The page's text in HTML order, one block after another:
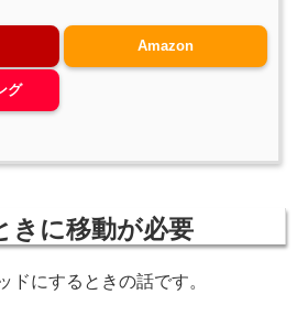
Amazon
グ
きに移動が必要
ドにするときの話です。